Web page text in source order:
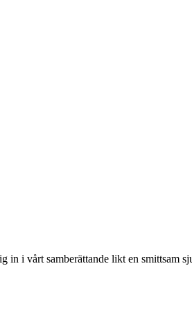
i vårt samberättande likt en smittsam